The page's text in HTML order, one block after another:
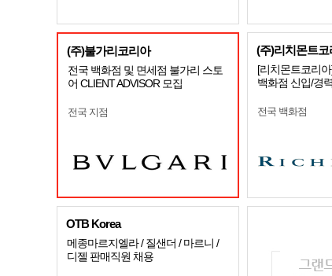
(주)불가리코리아
전국 백화점 및 면세점 불가리 스토
어 CLIENT ADVISOR 모집
전국 지점
(주)리치몬트코
[리치몬트코리
백화점 신입/경
전국 백화점
OTB Korea
메종마르지엘라 / 질샌더 / 마르니 /
디젤 판매직원 채용